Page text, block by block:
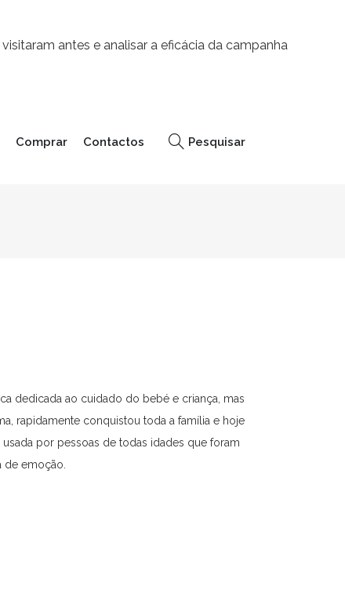
antes e analisar a eficácia da campanha
Comprar Contactos Pesquisar
dedicada ao cuidado do bebé e criança, mas
rapidamente conquistou toda a família e hoje
por pessoas de todas idades que foram
de emoção.